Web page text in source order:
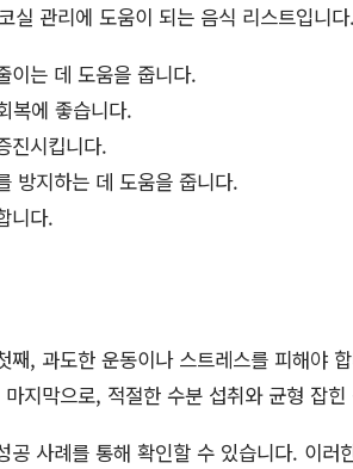
실 관리에 도움이 되는 음식 리스트입니다.
이는 데 도움을 줍니다.
복에 좋습니다.
진시킵니다.
방지하는 데 도움을 줍니다.
니다.
, 과도한 운동이나 스트레스를 피해야
지막으로, 적절한 수분 섭취와 균형 잡
공 사례를 통해 확인할 수 있습니다. 이러